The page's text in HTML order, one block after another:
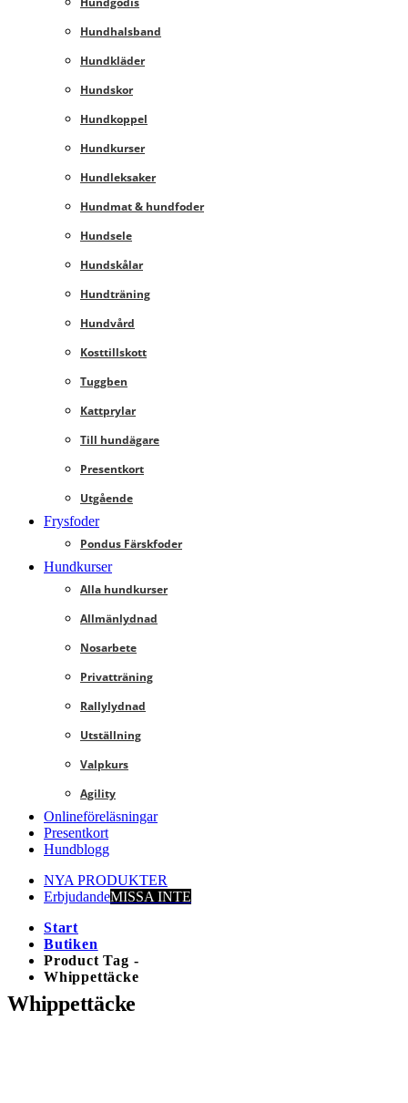
Hundhalsband
Hundkläder
Hundskor
Hundkoppel
Hundkurser
Hundleksaker
Hundmat & hundfoder
Hundsele
Hundskålar
Hundträning
Hundvård
Kosttillskott
Tuggben
Kattprylar
Till hundägare
Presentkort
Utgående
Frysfoder
Pondus Färskfoder
Hundkurser
Alla hundkurser
Allmänlydnad
Nosarbete
Privatträning
Rallylydnad
Utställning
Valpkurs
Agility
Onlineföreläsningar
Presentkort
Hundblogg
NYA PRODUKTER
ErbjudandeMISSA INTE
Start
Butiken
Product Tag -
Whippettäcke
Whippettäcke